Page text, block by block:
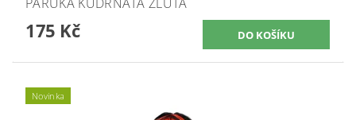
175 Kč
Novinka